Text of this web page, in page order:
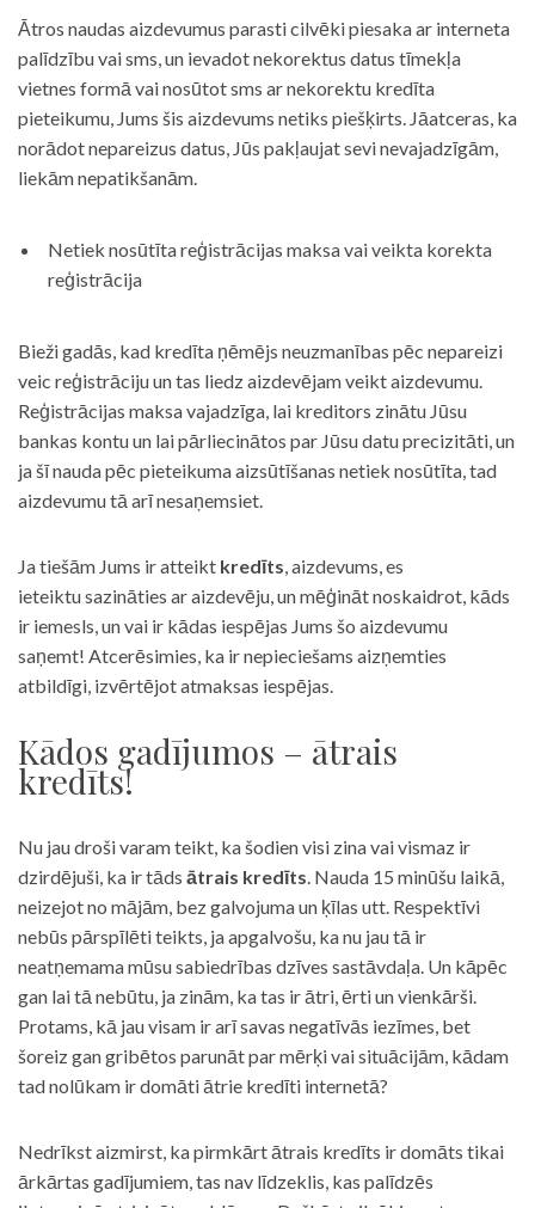
Ātros naudas aizdevumus parasti cilvēki piesaka ar interneta
palīdzību vai sms, un ievadot nekorektus datus tīmekļa
vietnes formā vai nosūtot sms ar nekorektu kredīta
pieteikumu, Jums šis aizdevums netiks piešķirts. Jāatceras, ka
norādot nepareizus datus, Jūs pakļaujat sevi nevajadzīgām,
liekām nepatikšanām.
Netiek nosūtīta reģistrācijas maksa vai veikta korekta
reģistrācija
Bieži gadās, kad kredīta ņēmējs neuzmanības pēc nepareizi
veic reģistrāciju un tas liedz aizdevējam veikt aizdevumu.
Reģistrācijas maksa vajadzīga, lai kreditors zinātu Jūsu
bankas kontu un lai pārliecinātos par Jūsu datu precizitāti, un
ja šī nauda pēc pieteikuma aizsūtīšanas netiek nosūtīta, tad
aizdevumu tā arī nesaņemsiet.
Ja tiešām Jums ir atteikt kredīts, aizdevums, es
ieteiktu sazināties ar aizdevēju, un mēģināt noskaidrot, kāds
ir iemesls, un vai ir kādas iespējas Jums šo aizdevumu
saņemt! Atcerēsimies, ka ir nepieciešams aizņemties
atbildīgi, izvērtējot atmaksas iespējas.
Kādos gadījumos – ātrais
kredīts!
Nu jau droši varam teikt, ka šodien visi zina vai vismaz ir
dzirdējuši, ka ir tāds ātrais kredīts. Nauda 15 minūšu laikā,
neizejot no mājām, bez galvojuma un ķīlas utt. Respektīvi
nebūs pārspīlēti teikts, ja apgalvošu, ka nu jau tā ir
neatņemama mūsu sabiedrības dzīves sastāvdaļa. Un kāpēc
gan lai tā nebūtu, ja zinām, ka tas ir ātri, ērti un vienkārši.
Protams, kā jau visam ir arī savas negatīvās iezīmes, bet
šoreiz gan gribētos parunāt par mērķi vai situācijām, kādam
tad nolūkam ir domāti ātrie kredīti internetā?
Nedrīkst aizmirst, ka pirmkārt ātrais kredīts ir domāts tikai
ārkārtas gadījumiem, tas nav līdzeklis, kas palīdzēs